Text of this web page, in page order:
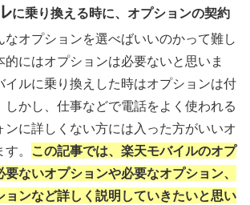
に乗り換える時に、オプションの契約
なオプションを選べばいいのかって難し
的にはオプションは必要ないと思いま
イルに乗り換えした時はオプションは付
しかし、仕事などで電話をよく使われる
ンに詳しくない方には入った方がいいオ
。 この記事では、楽天モバイルのオプ
ないオプションや必要なオプション、
ョンなど詳しく説明していきたいと思い